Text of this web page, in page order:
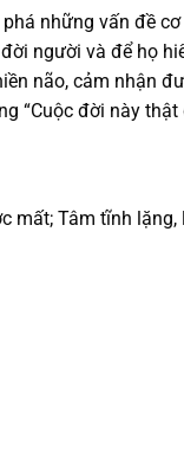
những vấn đề
người và để họ
não, cảm nhận
“Cuộc đời này thật
mất; Tâm tĩnh